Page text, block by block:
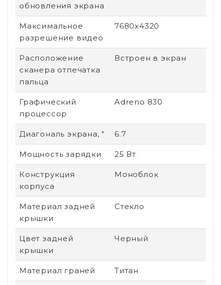
обновления экрана
Максимальное
разрешение видео
7680x4320
Расположение
сканера отпечатка
пальца
Встроен в экран
Графический
процессор
Adreno 830
Диагональ экрана, " 6.7
Мощность зарядки 25 Вт
Конструкция
корпуса
Моноблок
Материал задней
крышки
Стекло
Цвет задней
крышки
Черный
Материал граней Титан